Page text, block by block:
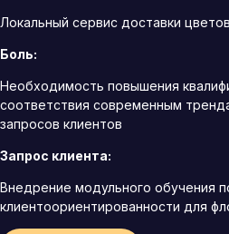
Локальный сервис доставки
Боль:
Необходимость повышения
соответствия современным
запросов клиентов
Запрос клиента:
Внедрение модульного обучения
клиентоориентированности для